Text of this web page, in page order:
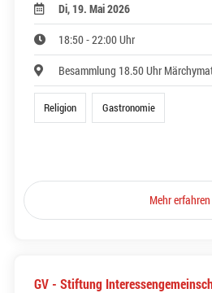
Di, 19. Mai 2026
18:50 - 22:00 Uhr
Besammlung 18.50 Uhr
Religion Gastronomie
Mehr erfahren
GV - Stiftung